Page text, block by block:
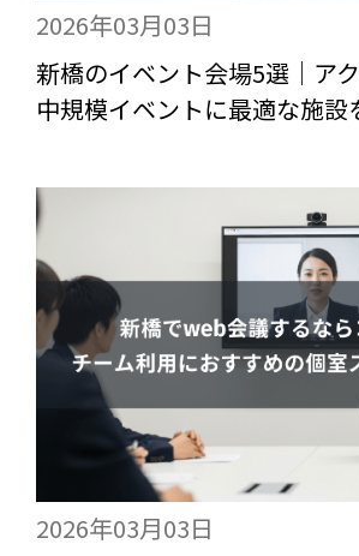
2026年03月03日
新橋のイベント会場5選｜ア
中規模イベントに最適な施設
2026年03月03日